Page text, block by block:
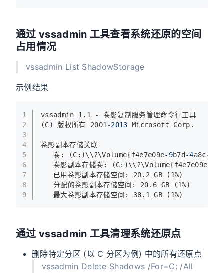
通过 vssadmin 工具查看系统还原的空间
占用情况
vssadmin List ShadowStorage
示例结果
1
2
3
4
5
6
7
8
9
vssadmin 1.1 - 卷影复制服务管理命令行工具
(C) 版权所有 2001 -2013 Microsoft Corp.
卷影副本存储关联
   卷: (C:)\\?\Volume{f4e7e09e
-9b7d -4a8c-883
   卷影副本存储卷: (C:)\\?\Volume{f4e7e09e
   已用卷影副本存储空间: 20.2 GB (1%)
   分配的卷影副本存储空间: 20.6 GB (1%)
   最大卷影副本存储空间: 38.1 GB (1%)
通过 vssadmin 工具清理系统还原点
删除特定分区 (以 C 分区为例) 中的所有还原点
vssadmin Delete Shadows /For=C: /All